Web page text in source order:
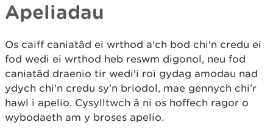
Apeliadau
Os caiff caniatâd ei wrthod a'ch bod chi'n credu ei
fod wedi ei wrthod heb reswm digonol, neu fod
caniatâd draenio tir wedi'i roi gydag amodau nad
ydych chi'n credu sy'n briodol, mae gennych chi'r
hawl i apelio. Cysylltwch â ni os hoffech ragor o
wybodaeth am y broses apelio.